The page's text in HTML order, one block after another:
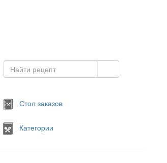
Стол заказов
Категории